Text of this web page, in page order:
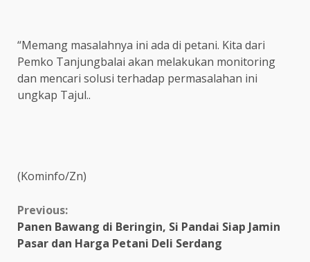
“Memang masalahnya ini ada di petani. Kita dari
Pemko Tanjungbalai akan melakukan monitoring
dan mencari solusi terhadap permasalahan ini
ungkap Tajul..
(Kominfo/Zn)
Continue
Reading
Previous:
Panen Bawang di Beringin, Si Pandai Siap Jamin
Pasar dan Harga Petani Deli Serdang